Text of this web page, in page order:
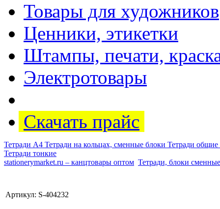
Товары для художников
Ценники, этикетки
Штампы, печати,
Электротовары
Скачать прайс
Тетради А4 Тетради на кольцах, сменные блоки Тетради общие
Тетради тонкие
stationerymarket.ru – канцтовары оптом Тетради, блоки сменные
Артикул: S-404232